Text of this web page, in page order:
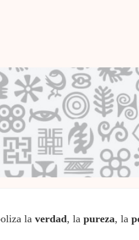
laverdad, lapureza, la